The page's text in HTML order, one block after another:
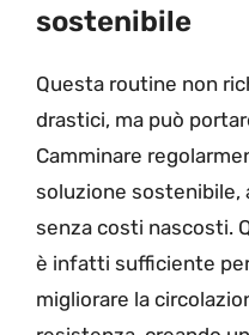
sostenibile
Questa routine non
drastici, ma può
Camminare
soluzione sostenibile,
senza costi nascosti.
è infatti sufficiente
migliorare la